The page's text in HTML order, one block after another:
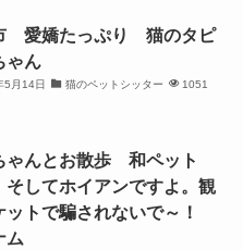
愛嬌たっぷり 猫のタピ
ゃん
5月14日 猫のペットシッター 1051
ゃんとお散歩 和ペット
してホイアンですよ。観
ットで騙されないで～！
ム